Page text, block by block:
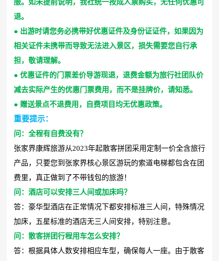
服。如未提前说明，我社统一按成人票购买，无任何优惠可
退。
● 出游时请您务必携带好优惠证件及身份证证件，如果因为
相关证件未携带而导致无法进入景区，损失需要您自行承
担，敬请理解。
● 优惠证件的门票差价导游现退，退费金额为旅行社团队价
减去实际产生的优惠门票费用，而不是挂牌价，请知悉。
● 赠送景点不退费用，自费项目均无优惠政策。
重要提示：
问：全程有自费没有？
张家界康辉旅游从2023年起散客拼团采用定制一价全含旅行
产品，只要您到张家界核心景区游玩的索道电梯都包含在团
费里，真正做到了不带钱包的旅游！
问：酒店可以安排三人间或加床吗？
答：豪华型酒店在正常情况下都安排标准三人间，特殊情况
加床，五星标准的酒店无三人间安排，特别注意。
问：散客拼团行程用车怎么安排？
答：根据具体人数安排相应车型，确保每人一座。由于散客